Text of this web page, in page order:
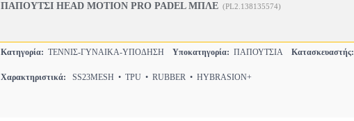
ΠΑΠΟΥΤΣΙ HEAD MOTION PRO PADEL ΜΠΛΕ (PL2.138135574)
Κατηγορία: ΤΕΝΝΙΣ-ΓΥΝΑΙΚΑ-ΥΠΟΔΗΣΗ Υποκατηγορία: ΠΑΠΟΥΤΣΙΑ Κατασκευαστής:
Χαρακτηριστικά: SS23MESH • TPU • RUBBER • HYBRASION+